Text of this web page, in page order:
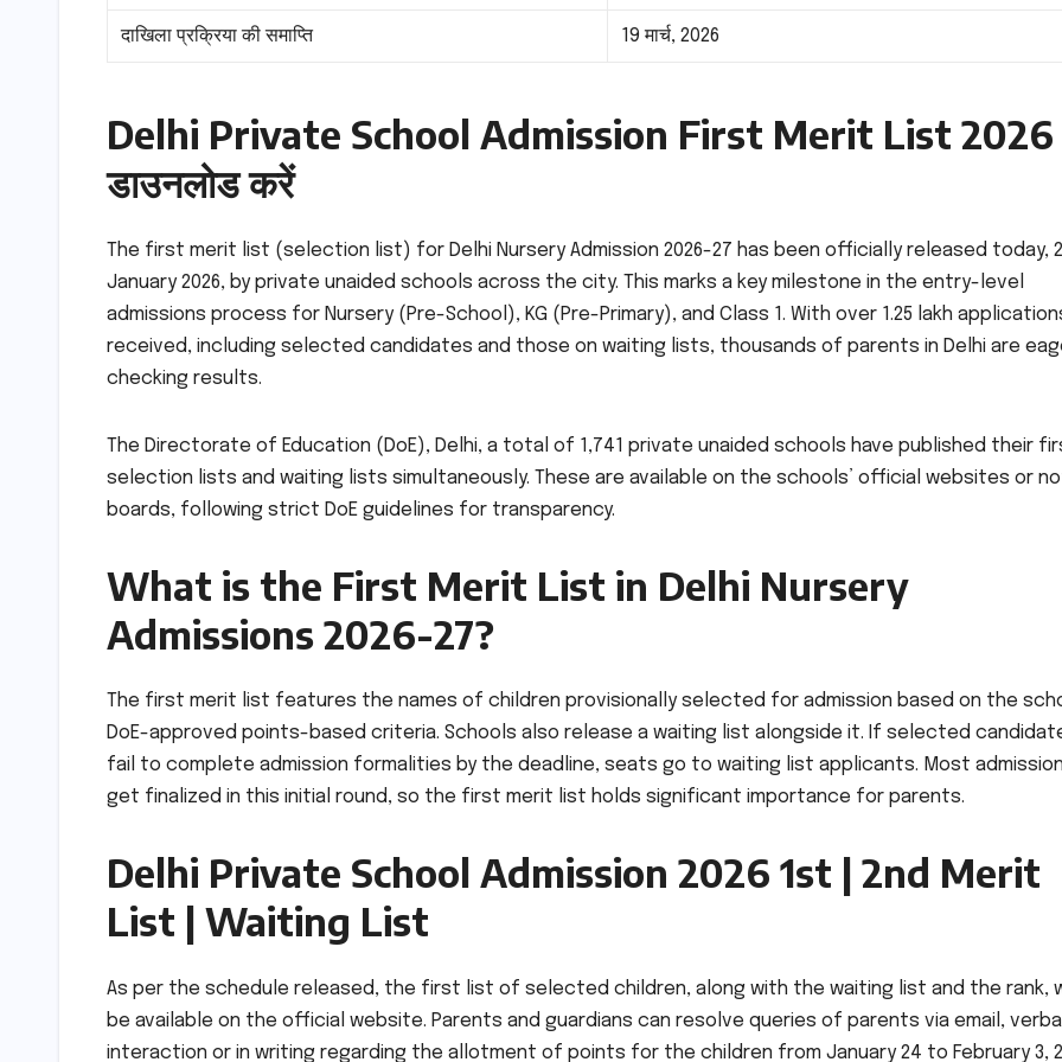
दाखिला प्रक्रिया की समाप्ति 19 मार्च, 2026
Delhi Private School Admission First Merit List 2026
डाउनलोड करें
The first merit list (selection list) for Delhi Nursery Admission 2026-27 has been officially released today,
January 2026, by private unaided schools across the city. This marks a key milestone in the entry-level
admissions process for Nursery (Pre-School), KG (Pre-Primary), and Class 1. With over 1.25 lakh
received, including selected candidates and those on waiting lists, thousands of parents in Delhi are
checking results.
The Directorate of Education (DoE), Delhi, a total of 1,741 private unaided schools have published their
selection lists and waiting lists simultaneously. These are available on the schools’ official websites or
boards, following strict DoE guidelines for transparency.
What is the First Merit List in Delhi Nursery
Admissions 2026-27?
The first merit list features the names of children provisionally selected for admission based on the
DoE-approved points-based criteria. Schools also release a waiting list alongside it. If selected
fail to complete admission formalities by the deadline, seats go to waiting list applicants. Most
get finalized in this initial round, so the first merit list holds significant importance for parents.
Delhi Private School Admission 2026 1st | 2nd Merit
List | Waiting List
As per the schedule released, the first list of selected children, along with the waiting list and the rank,
be available on the official website. Parents and guardians can resolve queries of parents via email, verbal
interaction or in writing regarding the allotment of points for the children from January 24 to February 3,